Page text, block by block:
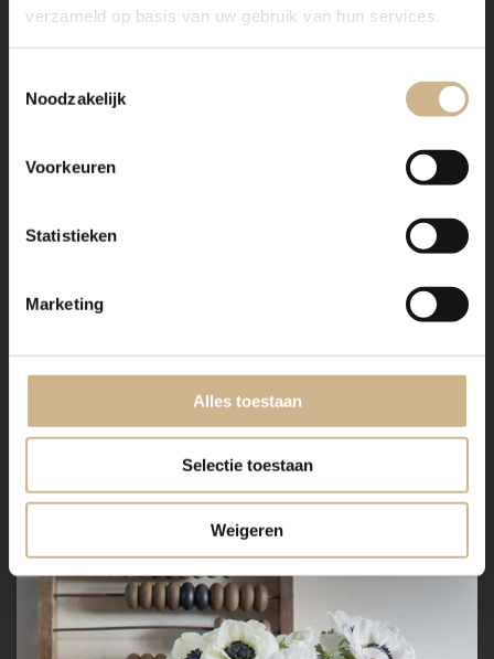
verzameld op basis van uw gebruik van hun services.
Noodzakelijk
Voorkeuren
Statistieken
Marketing
Alles toestaan
Selectie toestaan
Weigeren